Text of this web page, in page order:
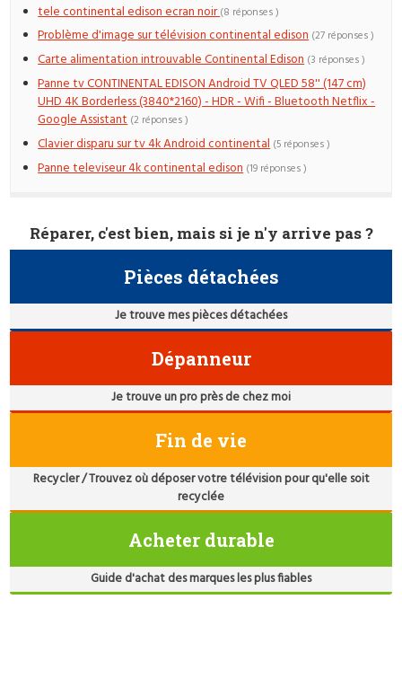
tele continental edison ecran noir(8 réponses )
Problème d'image sur télévision continental edison (27 réponses )
Carte alimentation introuvable Continental Edison (3 réponses )
Panne tv CONTINENTAL EDISON Android TV QLED 58'' (147 cm)
UHD 4K Borderless (3840*2160) - HDR - Wifi - Bluetooth Netflix -
Google Assistant (2 réponses )
Clavier disparu sur tv 4k Android continental (5 réponses )
Panne televiseur 4k continental edison (19 réponses )
Réparer, c'est bien, mais si je n'y arrive pas ?
Pièces détachées
Je trouve mes pièces détachées
Dépanneur
Je trouve un pro près de chez moi
Fin de vie
Recycler / Trouvez où déposer votre télévision pour qu'elle soit
recyclée
Acheter durable
Guide d'achat des marques les plus fiables